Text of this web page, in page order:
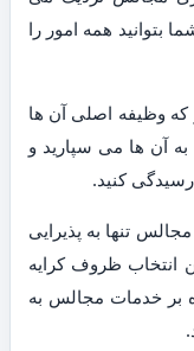
بتوانید همه امور را
که وظیفه اصلی آن ها
آن ها می سپارید و
کنید.
تنها به پذیرایی
انتخاب ظروف کرایه
بر خدمات مجالس به